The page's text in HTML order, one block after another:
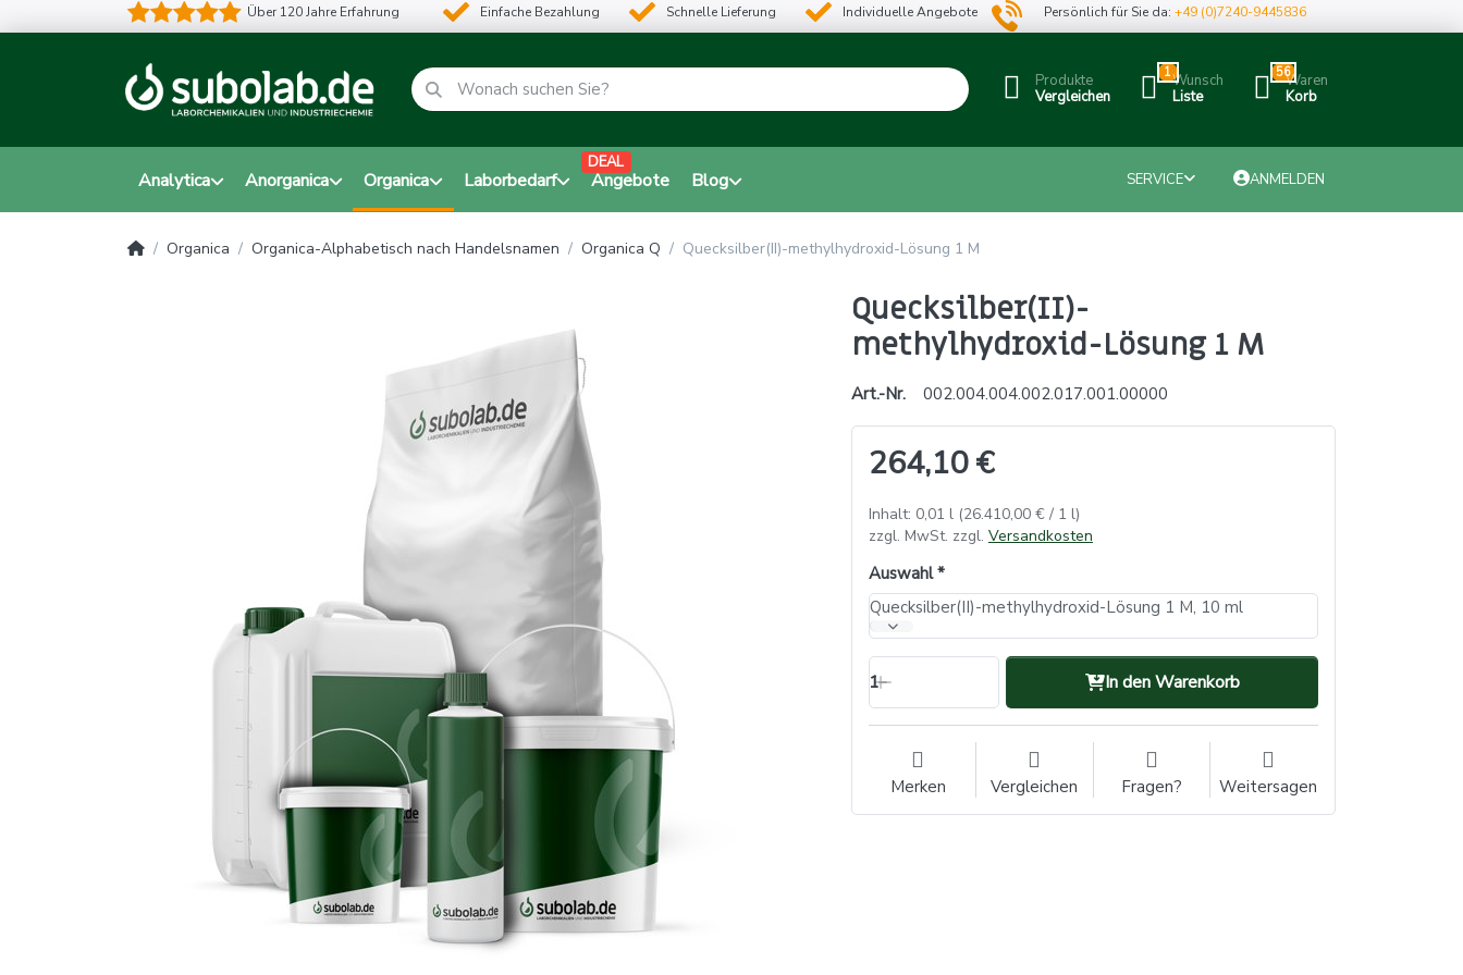
Über 120 Jahre Erfahrung Einfache Bezahlung Schnelle Lieferung Individuelle Angebote Persönlich für Sie da:+49 (0)7240-9445836
Produkte
Vergleichen
1Wunsch
Liste
56Waren
Korb
Analytica Anorganica Organica Laborbedarf Angebote
DEAL
Blog SERVICE ANMELDEN
Organica Organica-Alphabetisch nach Handelsnamen Organica Q Quecksilber(II)-methylhydroxid-Lösung 1 M
Quecksilber(II)-
methylhydroxid-Lösung 1 M
Art.-Nr. 002.004.004.002.017.001.00000
264,10 €
Inhalt: 0,01 l (26.410,00 € / 1 l)
zzgl. MwSt. zzgl. Versandkosten
Auswahl
Quecksilber(II)-methylhydroxid-Lösung 1 M, 10 ml
1 In den Warenkorb
Merken Vergleichen Fragen? Weitersagen